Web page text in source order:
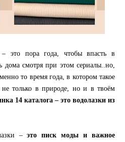
это пора года, чтобы впасть в
дома смотря при этом сериалы..но,
то время года, в котором такое
не только в природе, но и в твоём
14 каталога – это водолазки из
–это писк моды и важное